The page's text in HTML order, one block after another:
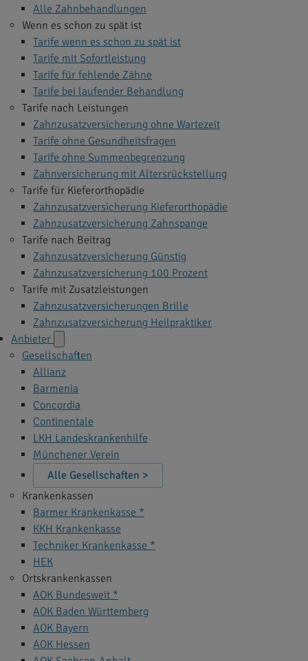
Alle Zahnbehandlungen
Wenn es schon zu spät ist
Tarife wenn es schon zu spät ist
Tarife mit Sofortleistung
Tarife für fehlende Zähne
Tarife bei laufender Behandlung
Tarife nach Leistungen
Zahnzusatzversicherung ohne Wartezeit
Tarife ohne Gesundheitsfragen
Tarife ohne Summenbegrenzung
Zahnversicherung mit Altersrückstellung
Tarife für Kieferorthopädie
Zahnzusatzversicherung Kieferorthopädie
Zahnzusatzversicherung Zahnspange
Tarife nach Beitrag
Zahnzusatzversicherung Günstig
Zahnzusatzversicherung 100 Prozent
Tarife mit Zusatzleistungen
Zahnzusatzversicherungen Brille
Zahnzusatzversicherung Heilpraktiker
Anbieter
Gesellschaften
Allianz
Barmenia
Concordia
Continentale
LKH Landeskrankenhilfe
Münchener Verein
Alle Gesellschaften >
Krankenkassen
Barmer Krankenkasse *
KKH Krankenkasse
Techniker Krankenkasse *
HEK
Ortskrankenkassen
AOK Bundesweit *
AOK Baden Württemberg
AOK Bayern
AOK Hessen